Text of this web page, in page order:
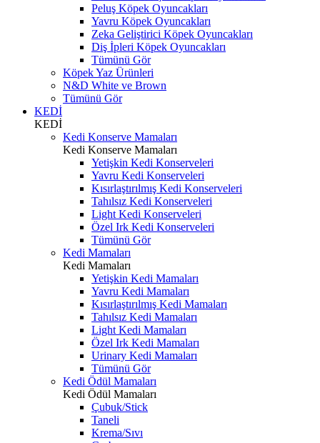
Peluş Köpek Oyuncakları
Yavru Köpek Oyuncakları
Zeka Geliştirici Köpek Oyuncakları
Diş İpleri Köpek Oyuncakları
Tümünü Gör
Köpek Yaz Ürünleri
N&D White ve Brown
Tümünü Gör
KEDİ
KEDİ
Kedi Konserve Mamaları
Kedi Konserve Mamaları
Yetişkin Kedi Konserveleri
Yavru Kedi Konserveleri
Kısırlaştırılmış Kedi Konserveleri
Tahılsız Kedi Konserveleri
Light Kedi Konserveleri
Özel Irk Kedi Konserveleri
Tümünü Gör
Kedi Mamaları
Kedi Mamaları
Yetişkin Kedi Mamaları
Yavru Kedi Mamaları
Kısırlaştırılmış Kedi Mamaları
Tahılsız Kedi Mamaları
Light Kedi Mamaları
Özel Irk Kedi Mamaları
Urinary Kedi Mamaları
Tümünü Gör
Kedi Ödül Mamaları
Kedi Ödül Mamaları
Çubuk/Stick
Taneli
Krema/Sıvı